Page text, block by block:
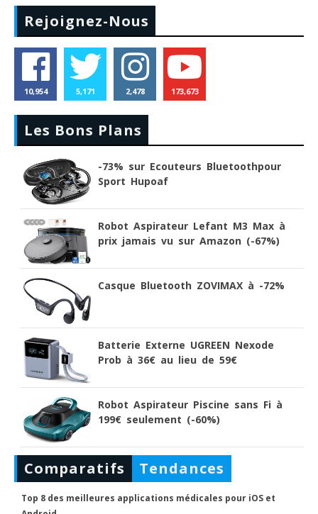
Rejoignez-Nous
10,954 5,171 2,478 173,673
Les Bons Plans
-73% sur Ecouteurs Bluetoothpour
Sport Hupoaf
Robot Aspirateur Lefant M3 Max à
prix jamais vu sur Amazon (-67%)
Casque Bluetooth ZOVIMAX à -72%
Batterie Externe UGREEN Nexode
Prob à 36€ au lieu de 59€
Robot Aspirateur Piscine sans Fi à
199€ seulement (-60%)
Comparatifs Tendances
Top 8 des meilleures applications médicales pour iOS et